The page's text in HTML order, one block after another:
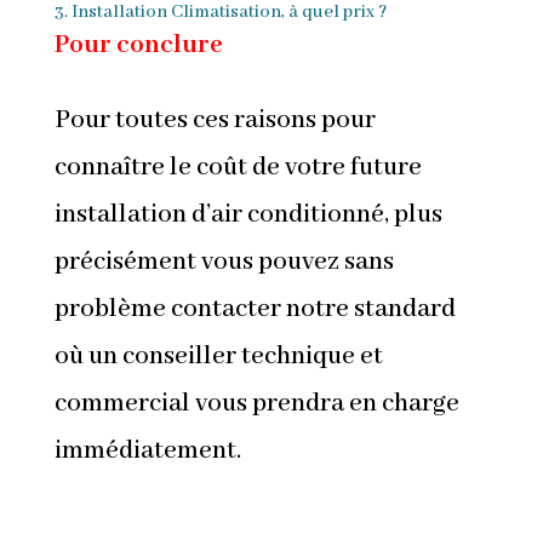
3. Installation Climatisation, à quel prix ?
Pour conclure
Pour toutes ces raisons pour
connaître le coût de votre future
installation d’air conditionné, plus
précisément vous pouvez sans
problème contacter notre standard
où un conseiller technique et
commercial vous prendra en charge
immédiatement.